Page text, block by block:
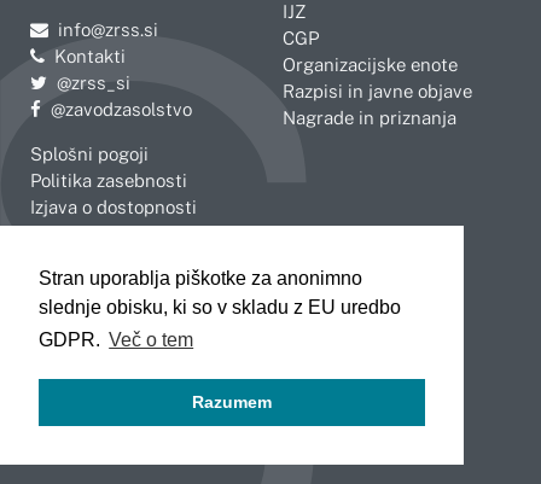
Stran uporablja piškotke za anonimno
slednje obisku, ki so v skladu z EU uredbo
GDPR. Več o tem
Razumem
Pošljite e-mail na
info@zrss.si
Kontakti
Pojdite na Twitter:
@zrss_si
Pojdite na Facebook:
@zavodzasolstvo
Splošni pogoji
Politika zasebnosti
Izjava o dostopnosti
IJZ
CGP
Organizacijske enote
Razpisi in javne objave
Nagrade in priznanja
Celje
Koper
Kranj
Novo mesto
Slovenj Gradec